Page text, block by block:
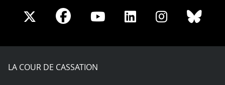
Share
X
Share
Facebook
Share
Youtube
Share
LinkedIn
Share
Instagram
LA COUR DE CASSATION